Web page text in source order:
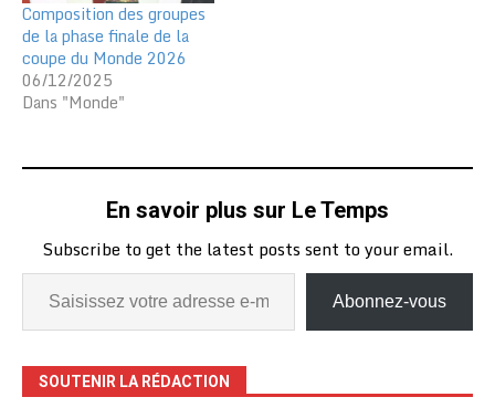
Composition des groupes
de la phase finale de la
coupe du Monde 2026
06/12/2025
Dans "Monde"
En savoir plus sur Le Temps
Subscribe to get the latest posts sent to your email.
Abonnez-vous
SOUTENIR LA RÉDACTION